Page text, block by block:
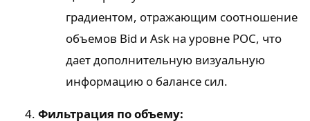
градиентом, отражающим соотношение
объемов Bid и Ask на уровне POC, что
дает дополнительную визуальную
информацию о балансе сил.
Фильтрация по объему: